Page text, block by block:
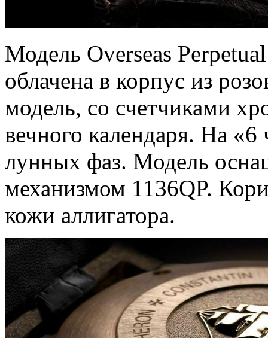
Модель Overseas
облачена в корпус из
модель, со счетчиками
вечного календаря. На «6
лунных фаз. Модель
механизмом 1136QP.
кожи аллигатора.